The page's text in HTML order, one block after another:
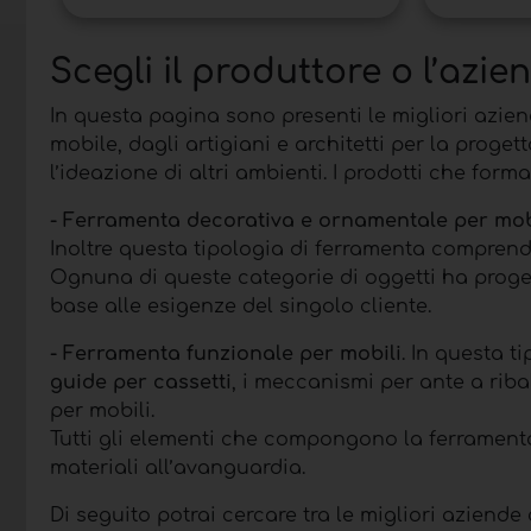
Scegli il produttore o
In questa pagina sono presenti le migliori
mobile, dagli artigiani e architetti per la
l’ideazione di altri ambienti. I prodotti che
- Ferramenta decorativa e ornamentale per
Inoltre questa tipologia di ferramenta
Ognuna di queste categorie di oggetti ha
base alle esigenze del singolo cliente.
- Ferramenta funzionale per mobili. In questa
guide per cassetti, i meccanismi per ante a
per mobili.
Tutti gli elementi che compongono la
materiali all’avanguardia.
Di seguito potrai cercare tra le migliori aziende